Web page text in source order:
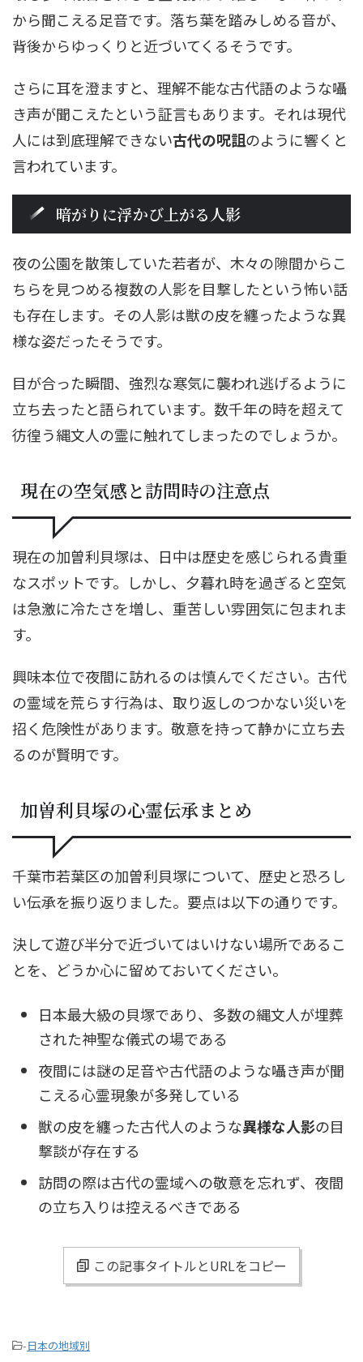
から聞こえる足音です。落ち葉を踏みしめる音が、
背後からゆっくりと近づいてくるそうです。
さらに耳を澄ますと、理解不能な古代語のような囁
き声が聞こえたという証言もあります。それは現代
人には到底理解できない古代の呪詛のように響くと
言われています。
暗がりに浮かび上がる人影
夜の公園を散策していた若者が、木々の隙間からこ
ちらを見つめる複数の人影を目撃したという怖い話
も存在します。その人影は獣の皮を纏ったような異
様な姿だったそうです。
目が合った瞬間、強烈な寒気に襲われ逃げるように
立ち去ったと語られています。数千年の時を超えて
彷徨う縄文人の霊に触れてしまったのでしょうか。
現在の空気感と訪問時の注意点
現在の加曽利貝塚は、日中は歴史を感じられる貴重
なスポットです。しかし、夕暮れ時を過ぎると空気
は急激に冷たさを増し、重苦しい雰囲気に包まれま
す。
興味本位で夜間に訪れるのは慎んでください。古代
の霊域を荒らす行為は、取り返しのつかない災いを
招く危険性があります。敬意を持って静かに立ち去
るのが賢明です。
加曽利貝塚の心霊伝承まとめ
千葉市若葉区の加曽利貝塚について、歴史と恐ろし
い伝承を振り返りました。要点は以下の通りです。
決して遊び半分で近づいてはいけない場所であるこ
とを、どうか心に留めておいてください。
日本最大級の貝塚であり、多数の縄文人が埋葬
された神聖な儀式の場である
夜間には謎の足音や古代語のような囁き声が聞
こえる心霊現象が多発している
獣の皮を纏った古代人のような異様な人影の目
撃談が存在する
訪問の際は古代の霊域への敬意を忘れず、夜間
の立ち入りは控えるべきである
この記事タイトルとURLをコピー
-日本の地域別